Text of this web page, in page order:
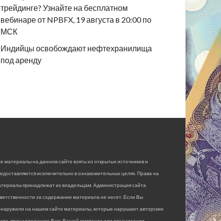
трейдинге? Узнайте на бесплатном
вебинаре от NPBFX, 19 августа в 20:00 по
МСК
Индийцы освобождают нефтехранилища
под аренду
материалы на данном сайте взяты из открытых источников и
исключительно в ознакомительных целях. Права на
принадлежат их владельцам. Администрация сайта
за содержание материала не несет. Если Вы
на нашем сайте материалы, которые нарушают авторские